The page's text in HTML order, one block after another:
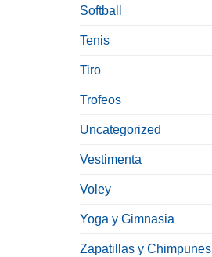
Softball
Tenis
Tiro
Trofeos
Uncategorized
Vestimenta
Voley
Yoga y Gimnasia
Zapatillas y Chimpunes